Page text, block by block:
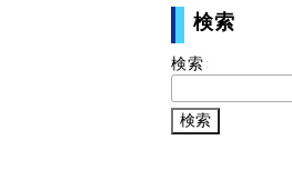
検索
検索: